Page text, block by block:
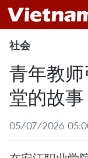
社会
青年教
堂的故事
05/07/2026